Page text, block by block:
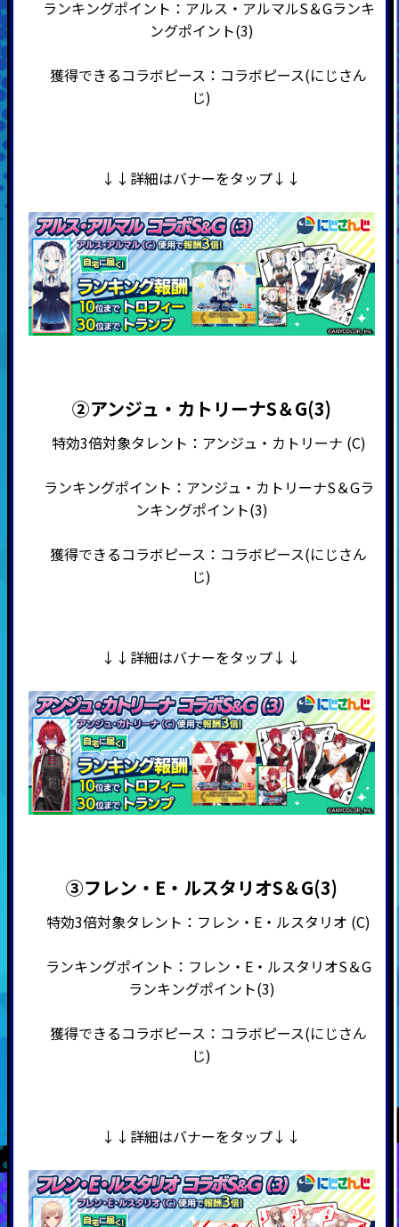
ランキングポイント：アルス・アルマルS＆Gランキ
ングポイント(3)
獲得できるコラボピース：コラボピース(にじさん
じ)
↓↓詳細はバナーをタップ↓↓
②アンジュ・カトリーナS＆G(3)
特効3倍対象タレント：アンジュ・カトリーナ (C)
ランキングポイント：アンジュ・カトリーナS＆Gラ
ンキングポイント(3)
獲得できるコラボピース：コラボピース(にじさん
じ)
↓↓詳細はバナーをタップ↓↓
③フレン・E・ルスタリオS＆G(3)
特効3倍対象タレント：フレン・E・ルスタリオ (C)
ランキングポイント：フレン・E・ルスタリオS＆G
ランキングポイント(3)
獲得できるコラボピース：コラボピース(にじさん
じ)
↓↓詳細はバナーをタップ↓↓